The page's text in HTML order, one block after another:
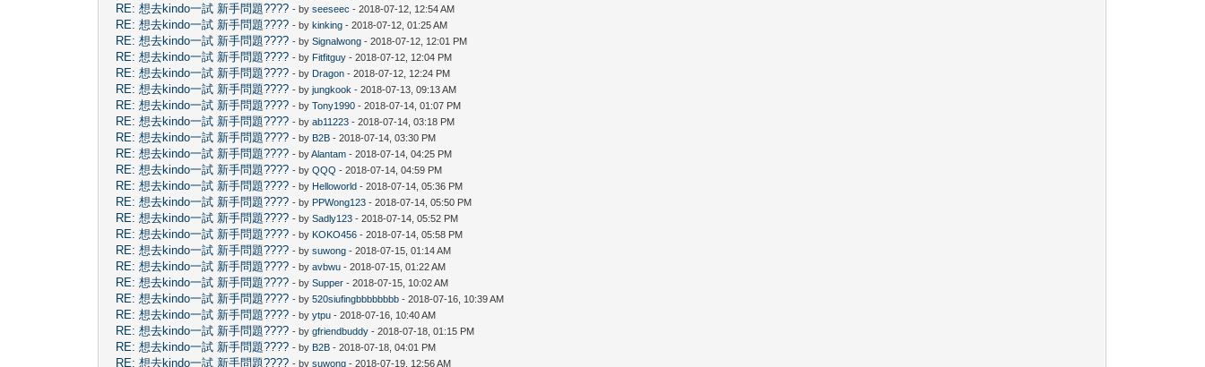
RE: 想去kindo一試 新手問題???? - byseeseec - 2018-07-12, 12:54 AM
RE: 想去kindo一試 新手問題???? - bykinking - 2018-07-12, 01:25 AM
RE: 想去kindo一試 新手問題???? - bySignalwong - 2018-07-12, 12:01 PM
RE: 想去kindo一試 新手問題???? - by Fitfitguy - 2018-07-12, 12:04 PM
RE: 想去kindo一試 新手問題???? - by Dragon - 2018-07-12, 12:24 PM
RE: 想去kindo一試 新手問題???? - byjungkook - 2018-07-13, 09:13 AM
RE: 想去kindo一試 新手問題???? - byTony1990 - 2018-07-14, 01:07 PM
RE: 想去kindo一試 新手問題???? - byab11223 - 2018-07-14, 03:18 PM
RE: 想去kindo一試 新手問題???? - by B2B - 2018-07-14, 03:30 PM
RE: 想去kindo一試 新手問題???? - byAlantam - 2018-07-14, 04:25 PM
RE: 想去kindo一試 新手問題???? - byQQQ - 2018-07-14, 04:59 PM
RE: 想去kindo一試 新手問題???? - by Helloworld - 2018-07-14, 05:36 PM
RE: 想去kindo一試 新手問題???? - by PPWong123 - 2018-07-14, 05:50 PM
RE: 想去kindo一試 新手問題???? - bySadly123 - 2018-07-14, 05:52 PM
RE: 想去kindo一試 新手問題???? - by KOKO456 - 2018-07-14, 05:58 PM
RE: 想去kindo一試 新手問題???? - bysuwong - 2018-07-15, 01:14 AM
RE: 想去kindo一試 新手問題???? - byavbwu - 2018-07-15, 01:22 AM
RE: 想去kindo一試 新手問題???? - bySupper - 2018-07-15, 10:02 AM
RE: 想去kindo一試 新手問題???? - by520siufingbbbbbbbb - 2018-07-16, 10:39 AM
RE: 想去kindo一試 新手問題???? - byytpu - 2018-07-16, 10:40 AM
RE: 想去kindo一試 新手問題???? - bygfriendbuddy - 2018-07-18, 01:15 PM
RE: 想去kindo一試 新手問題???? - by B2B - 2018-07-18, 04:01 PM
RE: 想去kindo一試 新手問題???? - bysuwong - 2018-07-19, 12:56 AM